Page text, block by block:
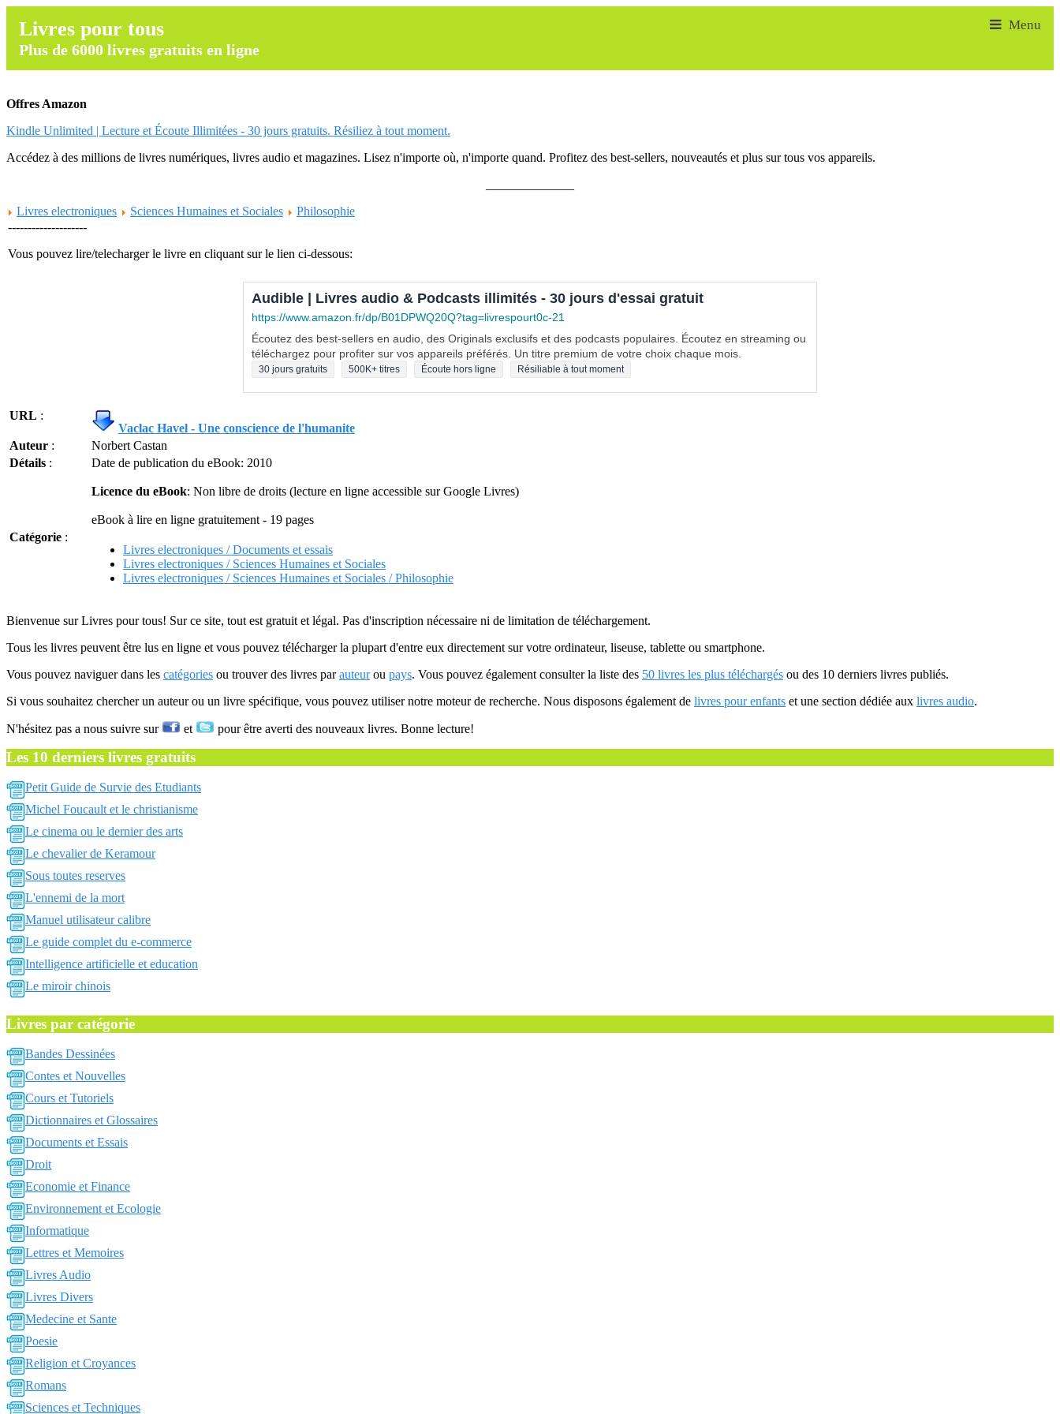
Livres pour tous
Plus de 6000 livres gratuits en ligne
Offres Amazon
Kindle Unlimited | Lecture et Écoute Illimitées - 30 jours gratuits. Résiliez à tout moment.
Accédez à des millions de livres numériques, livres audio et magazines. Lisez n'importe où, n'importe quand. Profitez des best-sellers, nouveautés et plus sur tous vos appareils.
Livres electroniques
Sciences Humaines et Sociales
Philosophie
--------------------
Vous pouvez lire/telecharger le livre en cliquant sur le lien ci-dessous:
Audible | Livres audio & Podcasts illimités - 30 jours d'essai gratuit
https://www.amazon.fr/dp/B01DPWQ20Q?tag=livrespourt0c-21
Écoutez des best-sellers en audio, des Originals exclusifs et des podcasts populaires. Écoutez en streaming ou
téléchargez pour profiter sur vos appareils préférés. Un titre premium de votre choix chaque mois.
30 jours gratuits 500K+ titres Écoute hors ligne Résiliable à tout moment
URL :
Vaclac Havel - Une conscience de l'humanite
Auteur :
Norbert Castan
Détails : Date de publication du eBook: 2010
Licence du eBook: Non libre de droits (lecture en ligne accessible sur Google Livres)
eBook à lire en ligne gratuitement - 19 pages
Catégorie :
Livres electroniques / Documents et essais
Livres electroniques / Sciences Humaines et Sociales
Livres electroniques / Sciences Humaines et Sociales / Philosophie
Bienvenue sur Livres pour tous! Sur ce site, tout est gratuit et légal. Pas d'inscription nécessaire ni de limitation de téléchargement.
Tous les livres peuvent être lus en ligne et vous pouvez télécharger la plupart d'entre eux directement sur votre ordinateur, liseuse, tablette ou smartphone.
Vous pouvez naviguer dans les catégories ou trouver des livres parauteurou pays. Vous pouvez également consulter la liste des 50 livres les plus téléchargés ou des 10 derniers livres publiés.
Si vous souhaitez chercher un auteur ou un livre spécifique, vous pouvez utiliser notre moteur de recherche. Nous disposons également de livres pour enfants et une section dédiée aux livres audio.
N'hésitez pas a nous suivre sur et pour être averti des nouveaux livres. Bonne lecture!
Les 10 derniers livres gratuits
Petit Guide de Survie des Etudiants
Michel Foucault et le christianisme
Le cinema ou le dernier des arts
Le chevalier de Keramour
Sous toutes reserves
L'ennemi de la mort
Manuel utilisateur calibre
Le guide complet du e-commerce
Intelligence artificielle et education
Le miroir chinois
Livres par catégorie
Bandes Dessinées
Contes et Nouvelles
Cours et Tutoriels
Dictionnaires et Glossaires
Documents et Essais
Droit
Economie et Finance
Environnement et Ecologie
Informatique
Lettres et Memoires
Livres Audio
Livres Divers
Medecine et Sante
Poesie
Religion et Croyances
Romans
Sciences et Techniques